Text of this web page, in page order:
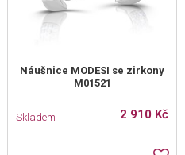
Náušnice MODESI se zirkony
M01521
Skladem 2 910 Kč